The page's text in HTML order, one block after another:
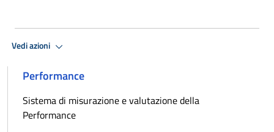
Vedi azioni
Performance
Sistema di misurazione e valutazione della
Performance